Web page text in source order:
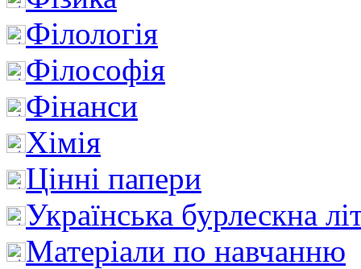
Філологія
Філософія
Фінанси
Хімія
Цінні папери
Українська бурлескна
Матеріали по навчанню